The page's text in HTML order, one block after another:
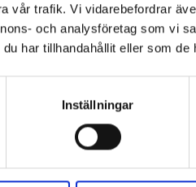
vår trafik. Vi vidarebefordrar
och analysföretag som vi
har tillhandahållit eller som
Inställningar